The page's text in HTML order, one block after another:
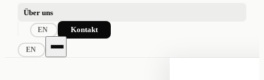
Über uns
EN Kontakt
EN